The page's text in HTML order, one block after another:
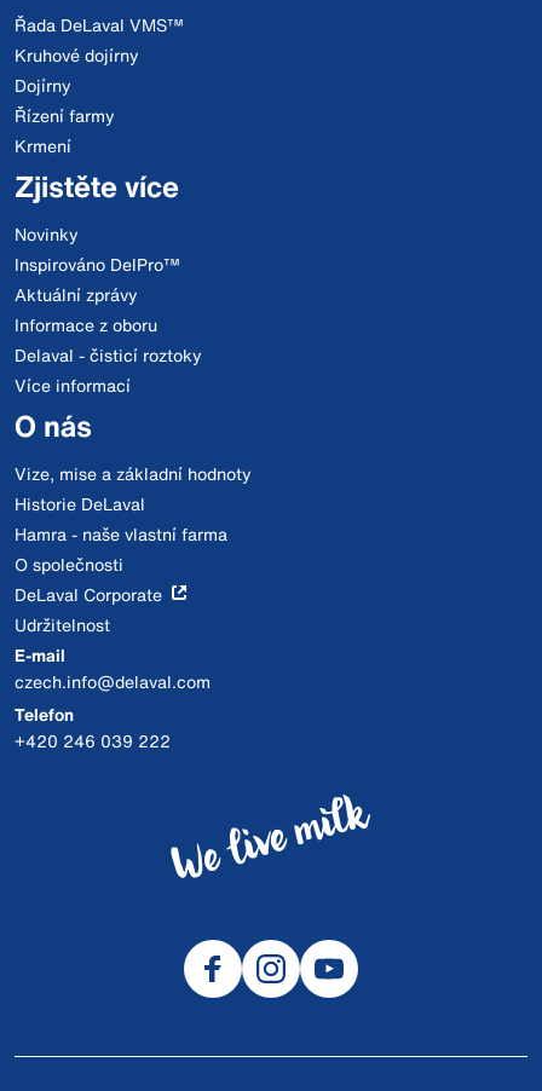
Řada DeLaval VMS™
Kruhové dojírny
Dojírny
Řízení farmy
Krmení
Zjistěte více
Novinky
Inspirováno DelPro™
Aktuální zprávy
Informace z oboru
Delaval - čisticí roztoky
Více informací
O nás
Vize, mise a základní hodnoty
Historie DeLaval
Hamra - naše vlastní farma
O společnosti
DeLaval Corporate
Udržitelnost
E-mail
czech.info@delaval.com
Telefon
+420 246 039 222